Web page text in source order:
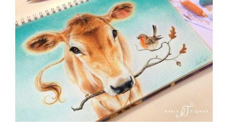
Koe in aquarelpapier?
Blog